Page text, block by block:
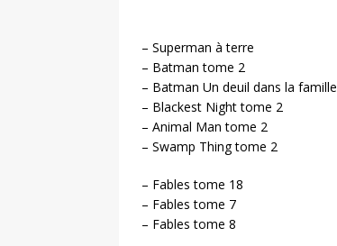
– Superman à terre
– Batman tome 2
– Batman Un deuil dans la famille
– Blackest Night tome 2
– Animal Man tome 2
– Swamp Thing tome 2
– Fables tome 18
– Fables tome 7
– Fables tome 8